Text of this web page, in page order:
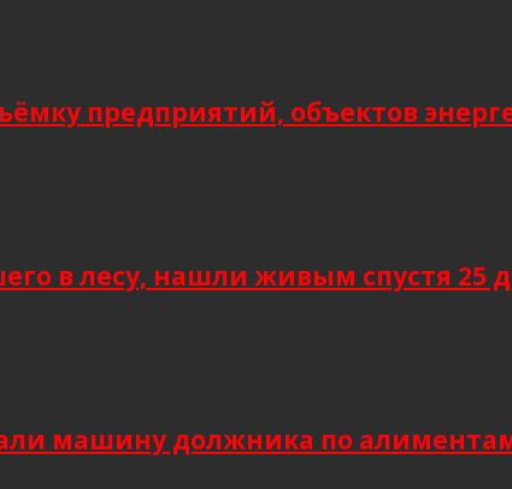
предприятий, объектов
в лесу, нашли живым спустя 25
машину должника по